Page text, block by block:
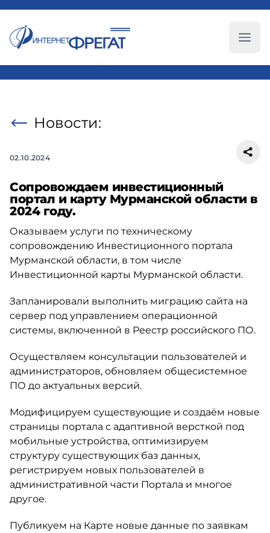
Новости:
02.10.2024
Сопровождаем инвестиционный
портал и карту Мурманской области в
2024 году.
Оказываем услуги по техническому
сопровождению Инвестиционного портала
Мурманской области, в том числе
Инвестиционной карты Мурманской области.
Запланировали выполнить миграцию сайта на
сервер под управлением операционной
системы, включенной в Реестр российского ПО.
Осуществляем консультации пользователей и
администраторов, обновляем общесистемное
ПО до актуальных версий.
Модифицируем существующие и создаём новые
страницы портала с адаптивной версткой под
мобильные устройства, оптимизируем
структуру существующих баз данных,
регистрируем новых пользователей в
административной части Портала и многое
другое.
Публикуем на Карте новые данные по заявкам